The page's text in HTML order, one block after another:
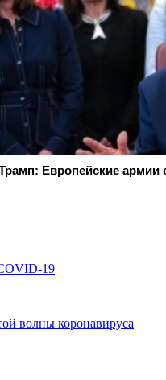
Европейские
19
волны коронавируса